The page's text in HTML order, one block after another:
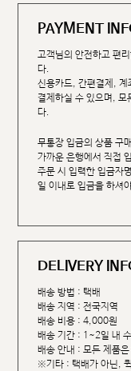
PAYMENT
고객님의 안전하고 편
다.
신용카드, 간편결제, 계
결제하실 수 있으며, 모
다.
무통장 입금의 상품 구
가까운 은행에서 직접
주문 시 입력한 입금자
일 이내로 입금을 하셔
DELIVERY
배송 방법 : 택배
배송 지역 : 전국지역
배송 비용 : 4,000원
배송 기간 : 1~2일 내
배송 안내 : 모든 제품
※기타 : 택배가 아닌,